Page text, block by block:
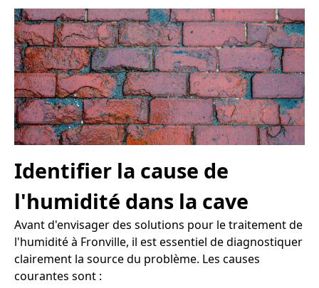
Identifier la cause de
l'humidité dans la cave
Avant d'envisager des solutions pour le traitement de
l'humidité à Fronville, il est essentiel de diagnostiquer
clairement la source du problème. Les causes
courantes sont :